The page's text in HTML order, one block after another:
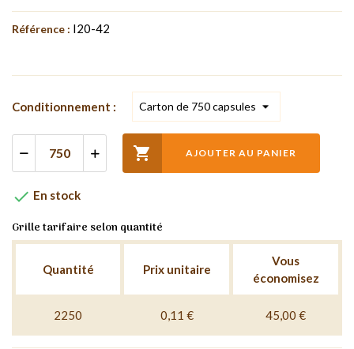
Référence : I20-42
Conditionnement :
 AJOUTER AU PANIER
 En stock
Grille tarifaire selon quantité
Quantité Prix unitaire
Vous
économisez
2250 0,11 € 45,00 €